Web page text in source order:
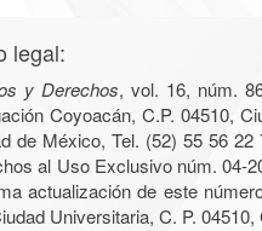
legal:
y Derechos, vol. 16, núm.
Coyoacán, C.P. 04510,
de México, Tel. (52) 55 56 22
al Uso Exclusivo núm. 04-
actualización de este
Universitaria, C. P.